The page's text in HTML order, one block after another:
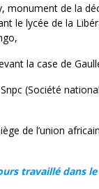
monument de la
le lycée de la
la case de
(Société
de l’union
travaillé dans